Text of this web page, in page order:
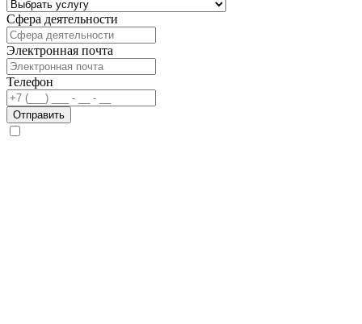
Сфера деятельности
Электронная почта
Телефон
Отправить